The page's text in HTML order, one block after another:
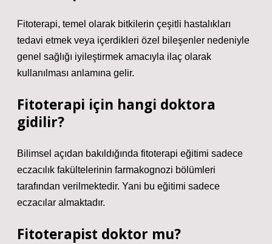
Fitoterapi, temel olarak bitkilerin çeşitli hastalıkları
tedavi etmek veya içerdikleri özel bileşenler nedeniyle
genel sağlığı iyileştirmek amacıyla ilaç olarak
kullanılması anlamına gelir.
Fitoterapi için hangi doktora
gidilir?
Bilimsel açıdan bakıldığında fitoterapi eğitimi sadece
eczacılık fakültelerinin farmakognozi bölümleri
tarafından verilmektedir. Yani bu eğitimi sadece
eczacılar almaktadır.
Fitoterapist doktor mu?